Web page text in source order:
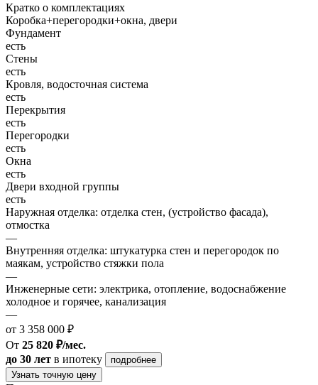
Кратко о комплектациях
Коробка+перегородки+окна, двери
Фундамент
есть
Стены
есть
Кровля, водосточная система
есть
Перекрытия
есть
Перегородки
есть
Окна
есть
Двери входной группы
есть
Наружная отделка: отделка стен, (устройство фасада),
отмостка
—
Внутренняя отделка: штукатурка стен и перегородок по
маякам, устройство стяжки пола
—
Инженерные сети: электрика, отопление, водоснабжение
холодное и горячее, канализация
—
от 3 358 000 ₽
От 25 820 ₽/мес.
до 30 лет в ипотеку
подробнее
Узнать точную цену